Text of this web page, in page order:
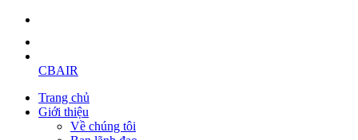
CBAIR
Trang chủ
Giới thiệu
Về chúng tôi